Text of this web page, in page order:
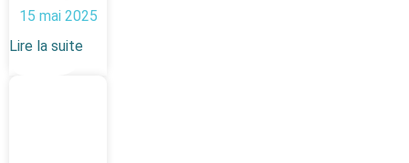
15 mai 2025
Lire la suite